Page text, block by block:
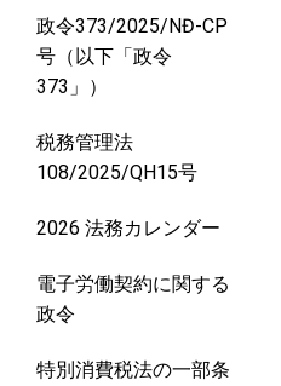
政令373/2025/NĐ-CP
号（以下「政令
373」）
税務管理法
108/2025/QH15号
2026 法務カレンダー
電子労働契約に関する
政令
特別消費税法の一部条